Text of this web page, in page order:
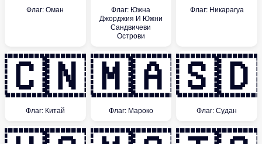
Флаг: Оман
Флаг: Южна
Джорджия И Южни
Сандвичеви
Острови
Флаг: Никарагуа
🇨🇳
Флаг: Китай
🇲🇦
Флаг: Мароко
🇸🇩
Флаг: Судан